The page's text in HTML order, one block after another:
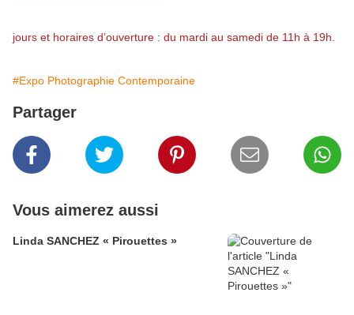
jours et horaires d’ouverture : du mardi au samedi de 11h à 19h.
#Expo Photographie Contemporaine
Partager
Vous aimerez aussi
Linda SANCHEZ « Pirouettes »